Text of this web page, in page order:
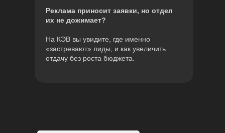
Реклама приносит заявки, но отдел
их не дожимает?
На КЭВ вы увидите, где именно
«застревают» лиды, и как увеличить
отдачу без роста бюджета.